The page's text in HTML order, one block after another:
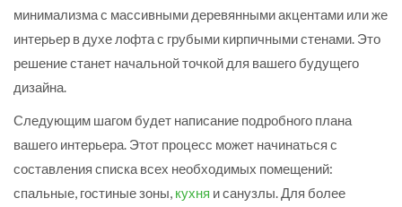
минимализма с массивными деревянными акцентами или же
интерьер в духе лофта с грубыми кирпичными стенами. Это
решение станет начальной точкой для вашего будущего
дизайна.
Следующим шагом будет написание подробного плана
вашего интерьера. Этот процесс может начинаться с
составления списка всех необходимых помещений:
спальные, гостиные зоны, кухня и санузлы. Для более